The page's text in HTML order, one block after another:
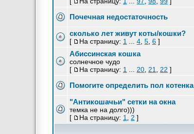
Почечная недостаточность
сколько лет живут коты/кошки?
[ На страницу: 1 4 5 6 ]
Абиссинская кошка
солнечное чудо
[
На страницу: 1 20 21 22 ]
Помогите определить пол котенка
"Антикошачьи" сетки на окна
темка не на долго)))
[
На страницу: 1 2 ]